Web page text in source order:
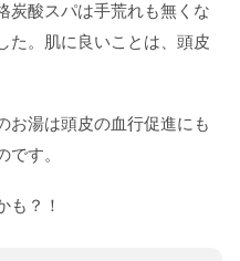
炭酸スパは手荒れも無くな
た。肌に良いことは、頭皮
お湯は頭皮の血行促進にも
す。
も？！